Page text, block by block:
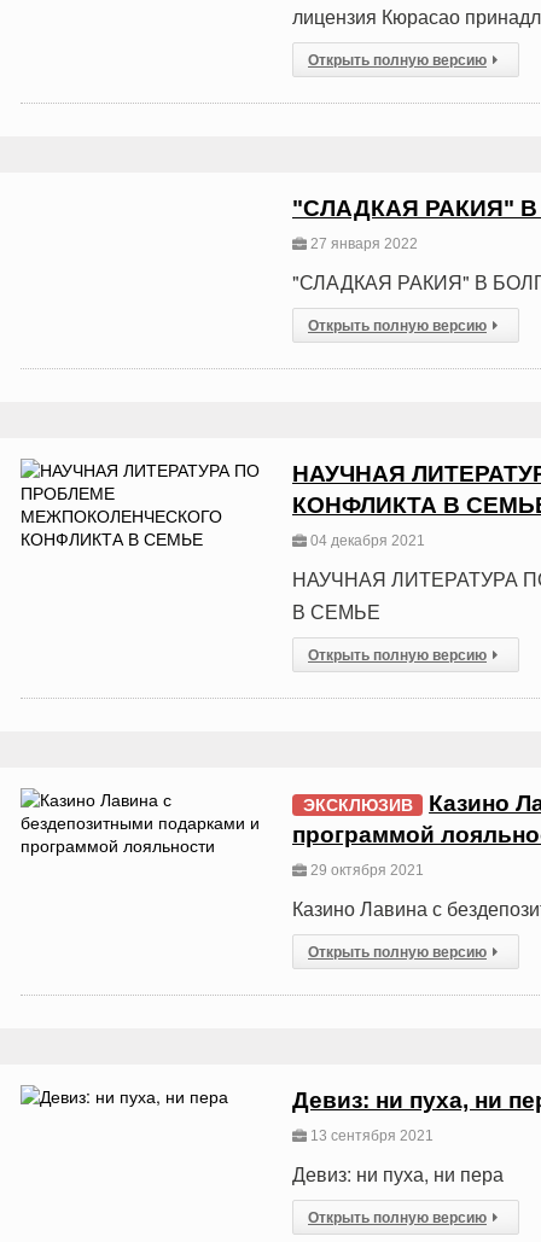
лицензия Кюрасао
Открыть полную версию
"СЛАДКАЯ РАКИЯ"
27 января 2022
"СЛАДКАЯ РАКИЯ" В
Открыть полную версию
НАУЧНАЯ
КОНФЛИКТА В
04 декабря 2021
НАУЧНАЯ ЛИТЕРАТУРА
В СЕМЬЕ
Открыть полную версию
ЭКСКЛЮЗИВ
Казино
программой
29 октября 2021
Казино Лавина с
Открыть полную версию
Девиз: ни пуха, ни
13 сентября 2021
Девиз: ни пуха, ни пера
Открыть полную версию